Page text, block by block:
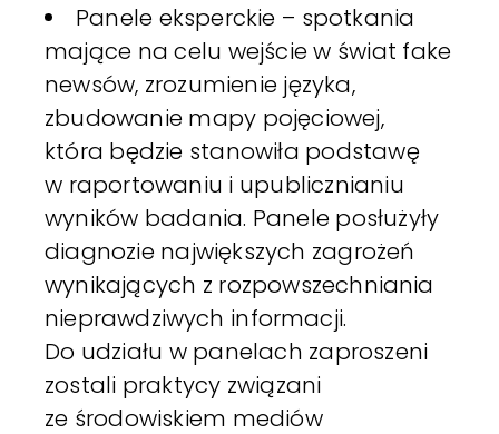
Panele eksperckie – spotkania
mające na celu wejście w świat fake
newsów, zrozumienie języka,
zbudowanie mapy pojęciowej,
która będzie stanowiła podstawę
w raportowaniu i upublicznianiu
wyników badania. Panele posłużyły
diagnozie największych zagrożeń
wynikających z rozpowszechniania
nieprawdziwych informacji.
Do udziału w panelach zaproszeni
zostali praktycy związani
ze środowiskiem mediów